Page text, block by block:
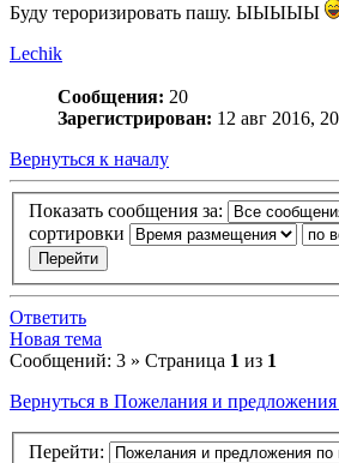
Буду тероризировать пашу. ЫЫЫЫЫ
Lechik
Сообщения: 20
Зарегистрирован: 12 авг 2016,
Вернуться к началу
Показать сообщения за:
сортировки
Ответить
Новая тема
Сообщений: 3 » Страница 1 из 1
Вернуться в Пожелания и
Перейти: